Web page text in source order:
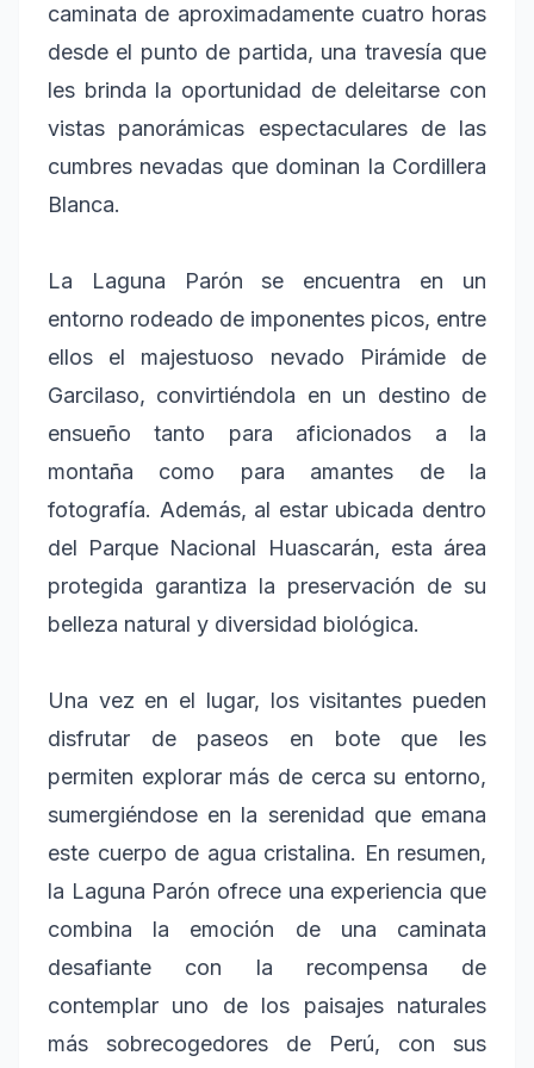
caminata de aproximadamente cuatro horas
desde el punto de partida, una travesía que
les brinda la oportunidad de deleitarse con
vistas panorámicas espectaculares de las
cumbres nevadas que dominan la Cordillera
Blanca.
La Laguna Parón se encuentra en un
entorno rodeado de imponentes picos, entre
ellos el majestuoso nevado Pirámide de
Garcilaso, convirtiéndola en un destino de
ensueño tanto para aficionados a la
montaña como para amantes de la
fotografía. Además, al estar ubicada dentro
del Parque Nacional Huascarán, esta área
protegida garantiza la preservación de su
belleza natural y diversidad biológica.
Una vez en el lugar, los visitantes pueden
disfrutar de paseos en bote que les
permiten explorar más de cerca su entorno,
sumergiéndose en la serenidad que emana
este cuerpo de agua cristalina. En resumen,
la Laguna Parón ofrece una experiencia que
combina la emoción de una caminata
desafiante con la recompensa de
contemplar uno de los paisajes naturales
más sobrecogedores de Perú, con sus